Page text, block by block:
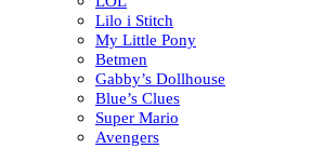
Lilo i Stitch
My Little Pony
Betmen
Gabby’s Dollhouse
Blue’s Clues
Super Mario
Avengers